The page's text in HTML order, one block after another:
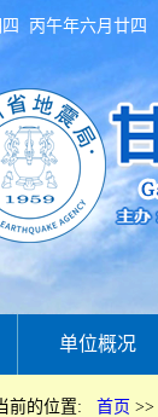
丙午年六月廿四
单位概况
前的位置: 首页 >>